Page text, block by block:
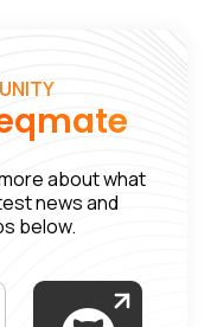
about what
news and
below.